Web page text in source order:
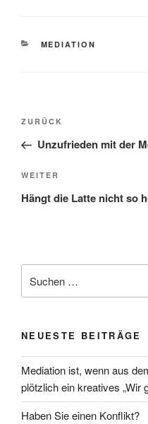
KATEGORIEN
MEDIATION
Beitragsnavigation
Vorheriger
Beitrag
ZURÜCK
Unzufrieden mit der
Nächster
Beitrag
WEITER
Hängt die Latte nicht so
nach:
NEUESTE BEITRÄGE
Mediation ist, wenn aus
plötzlich ein kreatives „Wir
Haben Sie einen Konflikt?